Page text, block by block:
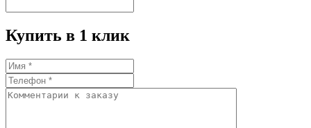
Купить в 1 клик